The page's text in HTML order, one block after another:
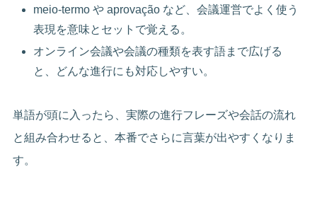
meio-termo や aprovação など、会議運営でよく使う
表現を意味とセットで覚える。
オンライン会議や会議の種類を表す語まで広げる
と、どんな進行にも対応しやすい。
単語が頭に入ったら、実際の進行フレーズや会話の流れ
と組み合わせると、本番でさらに言葉が出やすくなりま
す。